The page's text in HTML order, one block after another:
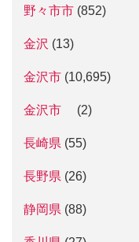
野々市市 (852)
金沢 (13)
金沢市 (10,695)
金沢市 (2)
長崎県 (55)
長野県 (26)
静岡県 (88)